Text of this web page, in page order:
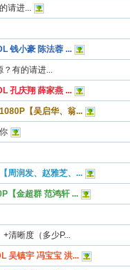
请进...
钱小豪 陈法蓉 ...
？有的请进...
孔庆翔 薛家燕 ...
【吴启华、翁...
周润发、赵雅芝、...
【金超群 范鸿轩 ...
+清晰度（多少P...
吴镇宇 冯宝宝 洪...